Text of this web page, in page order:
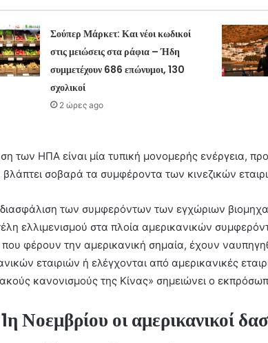
Σούπερ Μάρκετ: Και νέοι κωδικοί
στις μειώσεις στα ράφια – Ήδη
συμμετέχουν 686 επώνυμοι, 130
σχολικοί
2 ώρες ago
των ΗΠΑ είναι μία τυπική μονομερής ενέργεια,
βλάπτει σοβαρά τα συμφέροντα των κινεζικών
διασφάλιση των συμφερόντων των εγχώριων
ελλιμενισμού στα πλοία αμερικανικών
φέρουν την αμερικανική σημαία, έχουν
εταιριών ή ελέγχονται από αμερικανικές
κανονισμούς της Κίνας» σημειώνει ο
Νοεμβρίου οι αμερικανικοί